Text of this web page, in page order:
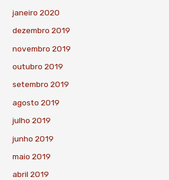
janeiro 2020
dezembro 2019
novembro 2019
outubro 2019
setembro 2019
agosto 2019
julho 2019
junho 2019
maio 2019
abril 2019